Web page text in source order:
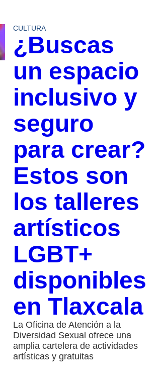
CULTURA
¿Buscas
un espacio
inclusivo y
seguro
para crear?
Estos son
los talleres
artísticos
LGBT+
disponibles
en Tlaxcala
La Oficina de Atención a la
Diversidad Sexual ofrece una
amplia cartelera de actividades
artísticas y gratuitas